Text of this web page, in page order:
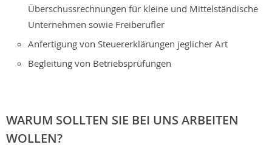
Überschussrechnungen für kleine und Mittelständische
Unternehmen sowie Freiberufler
Anfertigung von Steuererklärungen jeglicher Art
Begleitung von Betriebsprüfungen
WARUM SOLLTEN SIE BEI UNS ARBEITEN
WOLLEN?